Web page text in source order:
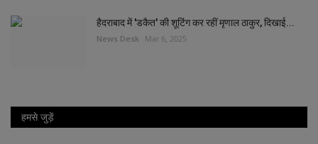
हैदराबाद में 'डकैत' की शूटिंग कर रहीं मृणाल ठाकुर, दिखाई...
News Desk Mar 6, 2025
हमसे जुड़ें